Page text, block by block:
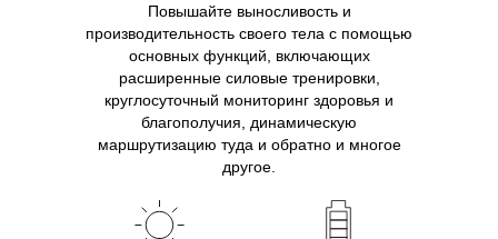
Повышайте выносливость и
производительность своего тела с помощью
основных функций, включающих
расширенные силовые тренировки,
круглосуточный мониторинг здоровья и
благополучия, динамическую
маршрутизацию туда и обратно и многое
другое.